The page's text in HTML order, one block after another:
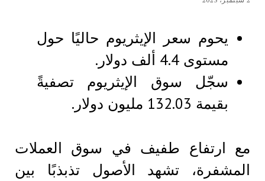
يحوم سعر الإيثريوم حاليًا حول
مستوى 4.4 ألف دولار.
سجّل سوق الإيثريوم تصفيةً
بقيمة 132.03 مليون دولار.
مع ارتفاع طفيف في سوق العملات
المشفرة، تشهد الأصول تذبذبًا بين